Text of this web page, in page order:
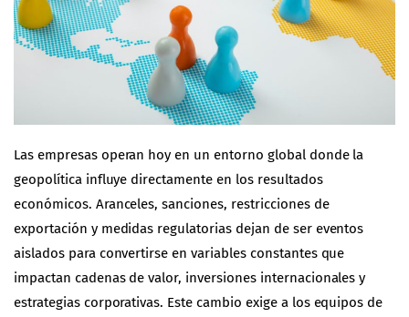
Las empresas operan hoy en un entorno global donde la
geopolítica influye directamente en los resultados
económicos. Aranceles, sanciones, restricciones de
exportación y medidas regulatorias dejan de ser eventos
aislados para convertirse en variables constantes que
impactan cadenas de valor, inversiones internacionales y
estrategias corporativas. Este cambio exige a los equipos de